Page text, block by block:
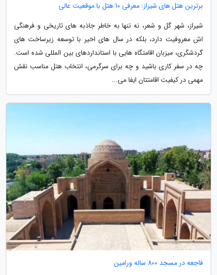
برترین هتل های شیراز: معرفی 10 هتل با موقعیت عالی
شیراز، شهر گل و شعر، نه تنها به خاطر جاذبه های تاریخی و فرهنگی
اش معروفیت دارد، بلکه در سال های اخیر با توسعه زیرساخت های
گردشگری، میزبان اقامتگاه هایی با استانداردهای بین المللی شده است.
چه در سفر کاری باشید و چه برای سرگرمی، انتخاب هتل مناسب نقش
مهمی در کیفیت اقامتتان ایفا می...
فاجعه در مسجد 800 ساله ورامین